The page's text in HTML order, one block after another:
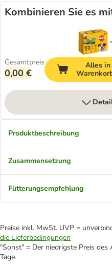
Kombinieren Sie es
Gesamtpreis
0,00 €
Alles in
Produktbeschreibung
Zusammensetzung
Fütterungsempfehlung
Preise inkl. MwSt. UVP =
die Lieferbedingungen
"Sonst" = Der niedrigste Preis
Tage.